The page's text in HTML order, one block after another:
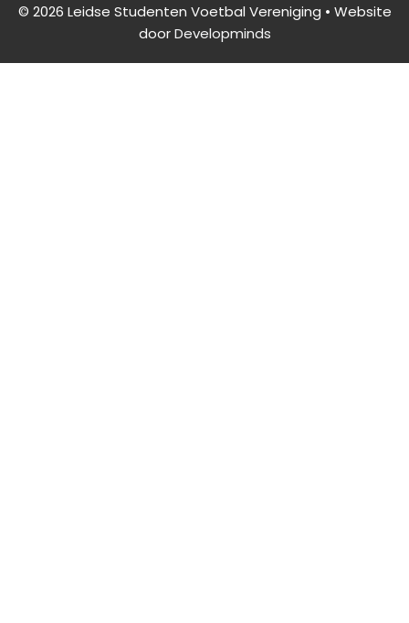
© 2026 Leidse Studenten Voetbal Vereniging • Website
doorDevelopminds